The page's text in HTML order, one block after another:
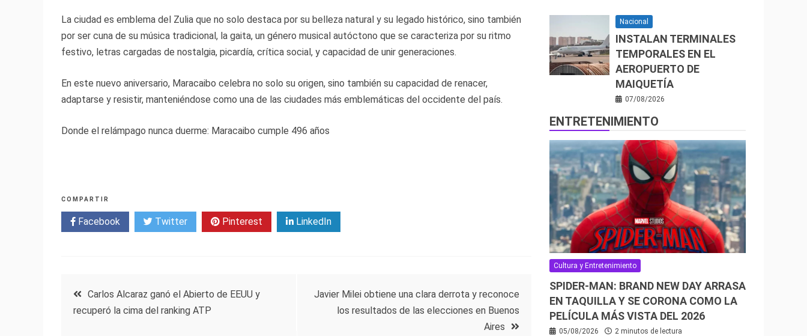
La ciudad es emblema del Zulia que no solo destaca por su belleza natural y su legado histórico, sino también
por ser cuna de su música tradicional, la gaita, un género musical autóctono que se caracteriza por su ritmo
festivo, letras cargadas de nostalgia, picardía, crítica social, y capacidad de unir generaciones.
En este nuevo aniversario, Maracaibo celebra no solo su origen, sino también su capacidad de renacer,
adaptarse y resistir, manteniéndose como una de las ciudades más emblemáticas del occidente del país.
Donde el relámpago nunca duerme: Maracaibo cumple 496 años
COMPARTIR
Facebook Twitter Pinterest LinkedIn
Navegación
Carlos Alcaraz ganó el Abierto de EEUU y
recuperó la cima del ranking ATP
Javier Milei obtiene una clara derrota y reconoce
los resultados de las elecciones en Buenos
Aires
Nacional
INSTALAN TERMINALES
TEMPORALES EN EL
AEROPUERTO DE
MAIQUETÍA
07/08/2026
ENTRETENIMIENTO
Cultura y Entretenimiento
SPIDER-MAN: BRAND NEW DAY ARRASA
EN TAQUILLA Y SE CORONA COMO LA
PELÍCULA MÁS VISTA DEL 2026
05/08/2026 2 minutos de lectura